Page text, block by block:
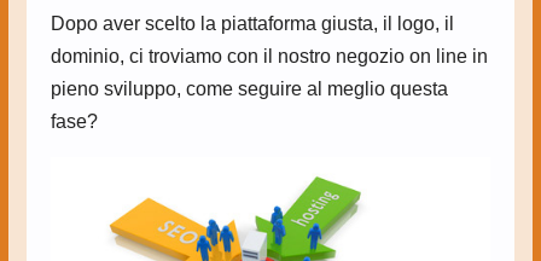
Dopo aver scelto la piattaforma giusta, il logo, il
dominio, ci troviamo con il nostro negozio on line in
pieno sviluppo, come seguire al meglio questa
fase?